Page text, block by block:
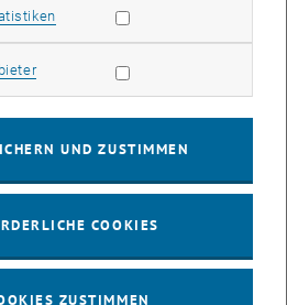
Turin
03
Online, Via Zoom
Statistik Cookies zulassen
Marketing Cookies zulassen
UND ZUSTIMMEN
COOKIES
ZUSTIMMEN